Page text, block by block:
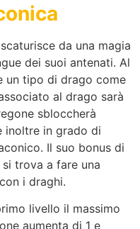
da una magia
dei suoi antenati. Al
un tipo di drago come
al drago sarà
sbloccherà
inoltre in grado di
Il suo bonus di
trova a fare una
i draghi.
livello il massimo
aumenta di 1 e